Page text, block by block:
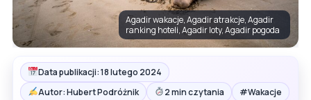
Agadir wakacje, Agadir atrakcje, Agadir
ranking hoteli, Agadir loty, Agadir pogoda
Data publikacji: 18 lutego 2024
Autor: Hubert Podróżnik
2 min czytania #Wakacje